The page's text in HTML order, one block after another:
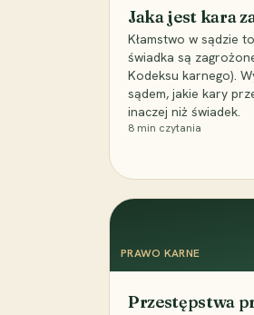
Jaka jest kara
Kłamstwo w sądzie
świadka są
Kodeksu karnego).
sądem, jakie kary
inaczej niż świadek.
8 min czytania
PRAWO KARNE
Przestępstwa